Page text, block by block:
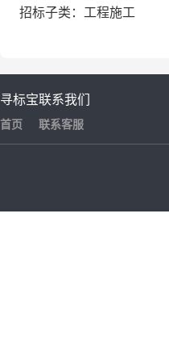
招标子类：工程施工
寻标宝
首页
联系我们
联系客服